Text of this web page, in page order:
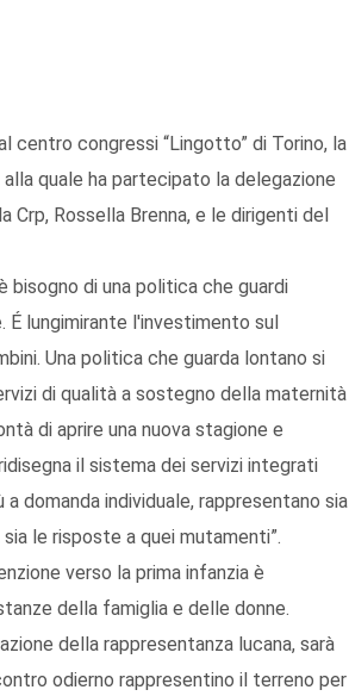
centro congressi “Lingotto” di Torino, la
quale ha partecipato la delegazione
Crp, Rossella Brenna, e le dirigenti del
bisogno di una politica che guardi
É lungimirante l'investimento sul
Una politica che guarda lontano si
di qualità a sostegno della maternità
di aprire una nuova stagione e
il sistema dei servizi integrati
domanda individuale, rappresentano sia
le risposte a quei mutamenti”.
verso la prima infanzia è
della famiglia e delle donne.
della rappresentanza lucana, sarà
odierno rappresentino il terreno per